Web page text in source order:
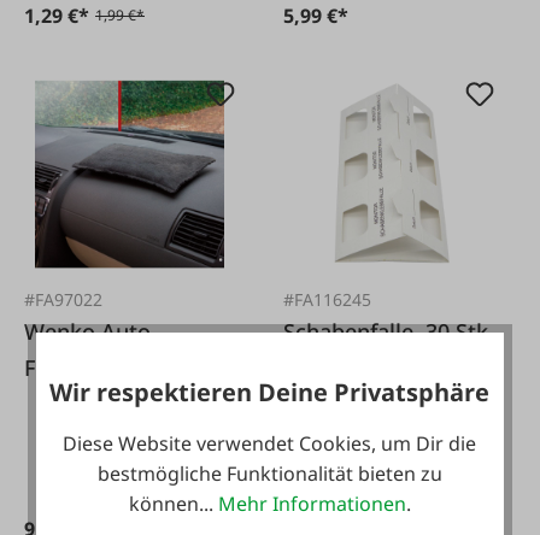
1,29 €* 1,99 €* 5,99 €*
#FA97022
Wenko Auto
Feuchtigkeitskiller
9,99 €*
#FA116245
Schabenfalle, 30 Stk.
Wir respektieren Deine Privatsphäre
Diese Website verwendet Cookies, um Dir die
bestmögliche Funktionalität bieten zu
können... Mehr Informationen.